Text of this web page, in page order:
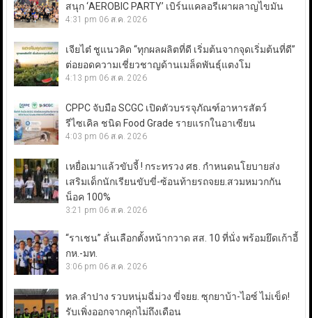
สนุก ‘AEROBIC PARTY’ เบิร์นแคลอรีเผาผลาญไขมัน
4:31 pm 06 ส.ค. 2026
เจียไต๋ ชูแนวคิด “ทุกผลผลิตที่ดี เริ่มต้นจากจุดเริ่มต้นที่ดี”
ต่อยอดความเชี่ยวชาญด้านเมล็ดพันธุ์แตงโม
4:13 pm 06 ส.ค. 2026
CPPC จับมือ SCGC เปิดตัวบรรจุภัณฑ์อาหารสัตว์
รีไซเคิล ชนิด Food Grade รายแรกในอาเซียน
4:03 pm 06 ส.ค. 2026
เหยื่อเมาแล้วขับจี้ ! กระทรวง ศธ. กำหนดนโยบายส่ง
เสริมเด็กนักเรียนขับขี่-ซ้อนท้ายรถจยย.สวมหมวกกัน
น็อค 100%
3:21 pm 06 ส.ค. 2026
“ราเชน” ลั่นเลือกตั้งหน้ากวาด สส. 10 ที่นั่ง พร้อมยึดเก้าอี้
กห.-มท.
3:06 pm 06 ส.ค. 2026
ทล.ลำปาง รวบหนุ่มฉี่ม่วง ขี่จยย. ซุกยาบ้า-ไอซ์ ไม่เข็ด!
รับเพิ่งออกจากคุกไม่ถึงเดือน